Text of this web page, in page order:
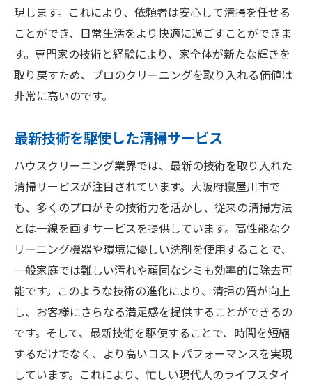
専門家によるトラブル解決
寝屋川市に住む人が知っておくべきハウスクリ
ーニングのポイント
初めてのクリーニング依頼の流れ
注意すべきクリーニング業者の選び方
コストパフォーマンスを重視する方へ
利用者の声を参考にした選択法
お得に利用するための情報収集法
ハウスクリーニングで手間を減らし寝屋川市で
の暮らしを楽しむ
クリーニングで時間を増やす方法
家族の時間を大切にするための提案
ストレスフリーな生活の実現
趣味やリラクゼーションの時間確保
日常の煩わしさを軽減する方法
現します。これにより、依頼者は安心して清掃を任せる
ことができ、日常生活をより快適に過ごすことができま
す。専門家の技術と経験により、家全体が新たな輝きを
取り戻すため、プロのクリーニングを取り入れる価値は
非常に高いのです。
最新技術を駆使した清掃サービス
ハウスクリーニング業界では、最新の技術を取り入れた
清掃サービスが注目されています。大阪府寝屋川市で
も、多くのプロがその技術力を活かし、従来の清掃方法
とは一線を画すサービスを提供しています。高性能なク
リーニング機器や環境に優しい洗剤を使用することで、
一般家庭では難しい汚れや頑固なシミも効率的に除去可
能です。このような技術の進化により、清掃の質が向上
し、お客様にさらなる満足感を提供することができるの
です。そして、最新技術を駆使することで、時間を短縮
するだけでなく、より高いコストパフォーマンスを実現
しています。これにより、忙しい現代人のライフスタイ